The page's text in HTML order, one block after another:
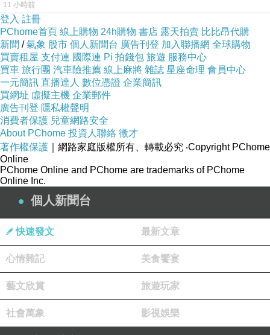
11 小時前
登入 註冊
PChome首頁 線上購物 24h購物 書店 露天拍賣 比比昂代購
新聞 /氣象 股市 個人新聞台 廣告刊登 加入聯播網 全球購物
買賣租屋 支付連 國際連 Pi 拍錢包 旅遊 服務中心
買車 旅行團 汽車險推薦 線上麻將 雜誌 星座命理 會員中心
一元簡訊 直播達人 數位憑證 企業簡訊
買網址 虛擬主機 企業郵件
廣告刊登 隱私權聲明
消費者保護 兒童網路安全
About PChome 投資人聯絡 徵才
著作權保護 ｜網路家庭版權所有、轉載必究 ‧Copyright PChome
Online
PChome Online and PChome are trademarks of PChome
Online Inc.
個人新聞台
快速發文 最新文章
心情雜記 美食饗宴
藝文欣賞 旅遊玩家
社會萬象 影視娛樂